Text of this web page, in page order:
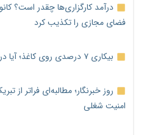
درآمد کارگزاری‌ها چقدر است؟
فضای مجازی را تکذیب کرد
بیکاری ۷ درصدی روی کاغذ؛ آیا در واقعیت هم این چنین است؟
روز خبرنگار؛ مطالبه‌ای فراتر
امنیت شغلی